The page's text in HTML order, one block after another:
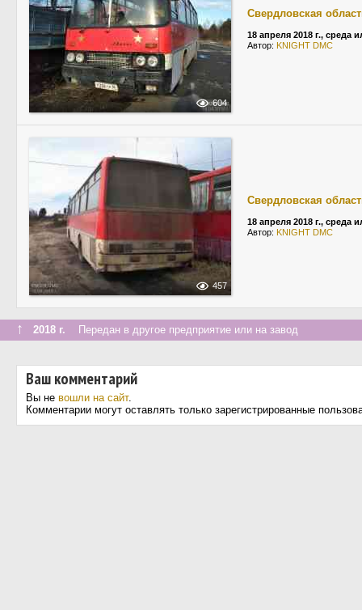
604
Свердловская
18 апреля 2018 г., среда
Автор: KNIGHT DMC
457
Свердловская
18 апреля 2018 г., среда
Автор: KNIGHT DMC
↑ 2018 г. Передан в другое предприятие или на завод
Ваш комментарий
Вы не вошли на сайт.
Комментарии могут оставлять только зарегистрированные